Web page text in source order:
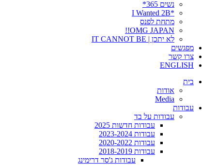
נשים 365*
*I Wanted 2B
מתחת לפנס
OMG JAPAN!!
לא יתכן | IT CANNOT BE
מפגשים
צרו קשר
ENGLISH
בית
אודות
Media
עבודות
עבודות על בד
עבודות חדשות 2025
עבודות 2023-2024
עבודות 2020-2022
עבודות 2018-2019
עבודות ג'סר דרימינג